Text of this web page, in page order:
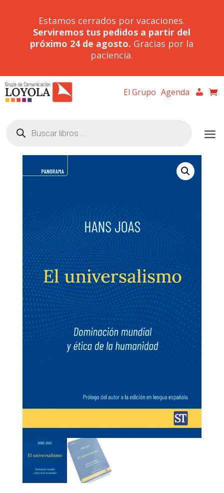
Estamos cerrados por vacaciones.
Serviremos tus pedidos a partir del
próximo 24 de agosto. Gracias por la
paciencia.
El Grupo Agenda
productos